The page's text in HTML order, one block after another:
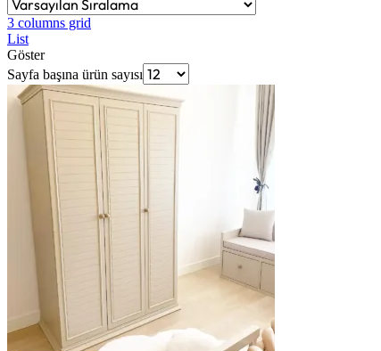
3 columns grid
List
Göster
Sayfa başına ürün sayısı